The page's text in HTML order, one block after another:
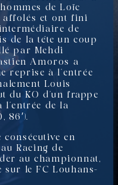
de Loïc
affolés et ont fini
de
de la tête un coup
par Mehdi
Amoros a
reprise à l’entrée
Louis
du KO d’un frappe
de la
86′).
en
Racing de
au championnat,
sur le FC Louhans-